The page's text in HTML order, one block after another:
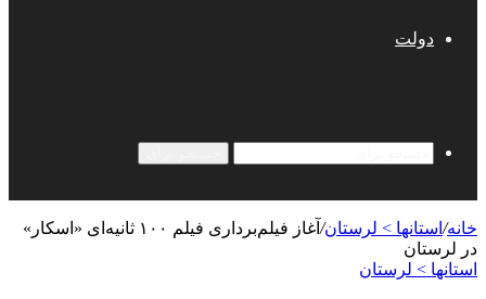
دولت
خانه/ استانها > لرستان/
آغاز فیلم‌برداری فیلم ۱۰۰ ثانیه‌ای «اسکار»
در لرستان
استانها > لرستان